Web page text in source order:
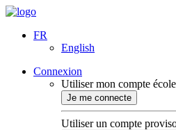
FR
English
Connexion
Utiliser mon compte école
Je me connecte
Utiliser un compte